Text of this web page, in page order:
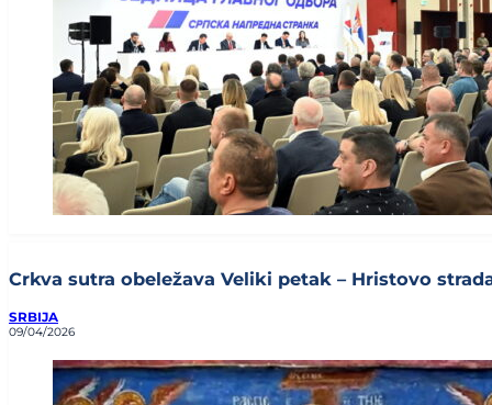
Crkva sutra obeležava Veliki petak – Hristovo
SRBIJA
09/04/2026